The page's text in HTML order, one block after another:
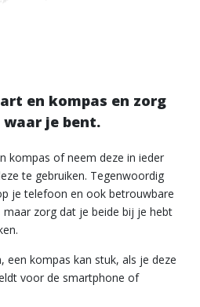
en kompas en zorg
je bent.
kompas of neem deze in ieder
te gebruiken. Tegenwoordig
je telefoon en ook betrouwbare
maar zorg dat je beide bij je hebt
een kompas kan stuk, als je deze
voor de smartphone of